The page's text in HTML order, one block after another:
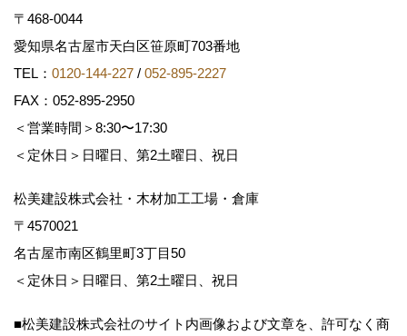
〒468-0044
愛知県名古屋市天白区笹原町703番地
TEL： 0120-144-227 / 052-895-2227
FAX：052-895-2950
＜営業時間＞8:30〜17:30
＜定休日＞日曜日、第2土曜日、祝日
松美建設株式会社・木材加工工場・倉庫
〒4570021
名古屋市南区鶴里町3丁目50
＜定休日＞日曜日、第2土曜日、祝日
■松美建設株式会社のサイト内画像および文章を、許可なく商